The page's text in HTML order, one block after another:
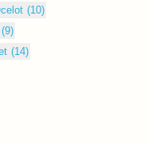
(10)
(9)
(14)